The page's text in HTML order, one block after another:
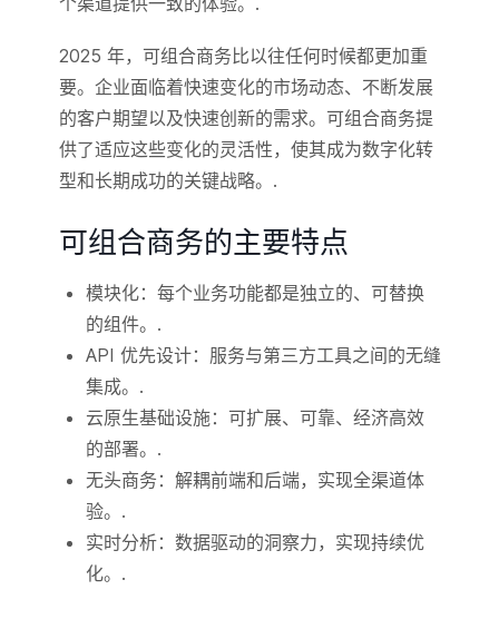
2025 年，可组合商务比以往任何时候都更加重
要。企业面临着快速变化的市场动态、不断发展
的客户期望以及快速创新的需求。可组合商务提
供了适应这些变化的灵活性，使其成为数字化转
型和长期成功的关键战略。.
可组合商务的主要特点
模块化：每个业务功能都是独立的、可替换
的组件。.
API 优先设计：服务与第三方工具之间的无缝
集成。.
云原生基础设施：可扩展、可靠、经济高效
的部署。.
无头商务：解耦前端和后端，实现全渠道体
验。.
实时分析：数据驱动的洞察力，实现持续优
化。.